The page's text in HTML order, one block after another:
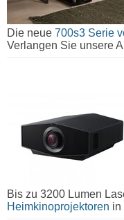
Die neue 700s3 Serie
Verlangen Sie unsere
Bis zu 3200 Lumen
Heimkinoprojektoren in